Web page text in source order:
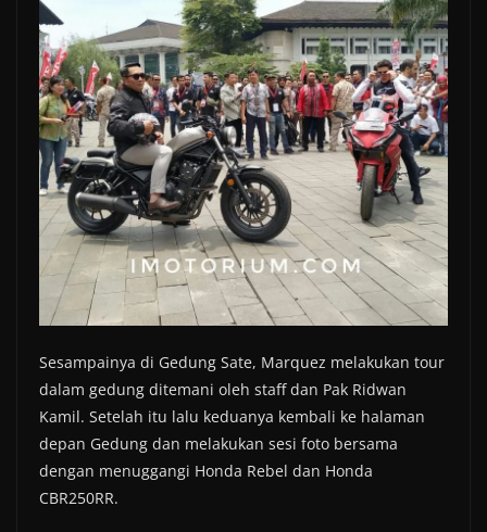
Sesampainya di Gedung Sate, Marquez melakukan tour
dalam gedung ditemani oleh staff dan Pak Ridwan
Kamil. Setelah itu lalu keduanya kembali ke halaman
depan Gedung dan melakukan sesi foto bersama
dengan menuggangi Honda Rebel dan Honda
CBR250RR.